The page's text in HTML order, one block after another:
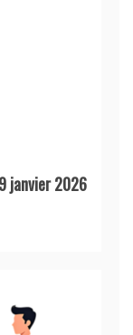
janvier 2026